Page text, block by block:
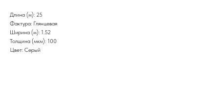
Длина (м): 25
Фактура: Глянцевая
Ширина (м): 1.52
Толщина (мкм): 100
Цвет: Серый